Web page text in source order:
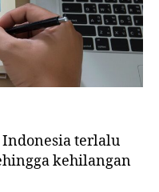
terlalu
kehilangan